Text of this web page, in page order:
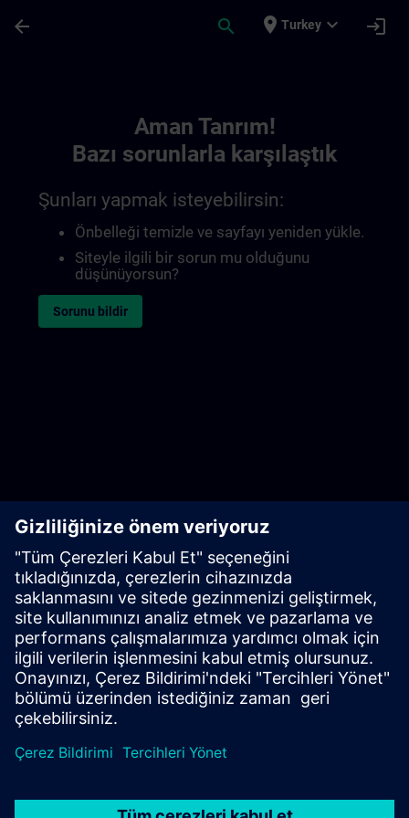
arrow_back search place Turkey expand_more login
Aman Tanrım!
Bazı sorunlarla karşılaştık
Şunları yapmak isteyebilirsin:
Önbelleği temizle ve sayfayı yeniden yükle.
Siteyle ilgili bir sorun mu olduğunu
düşünüyorsun?
Sorunu bildir